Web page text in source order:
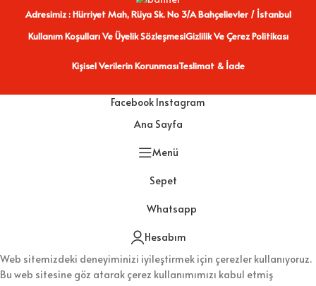
Adresimiz : Hürriyet Mah, Rüya Sk. No 3/A Bahçelievler / İstanbul
Kullanım Koşulları Ve Üyelik SözleşmesiGizlilik Ve Çerez Politikası
Kişisel Verilerin KorunmasıTeslimat & İade
Facebook Instagram
Ana Sayfa
Menü
Sepet
Whatsapp
Hesabım
Web sitemizdeki deneyiminizi iyileştirmek için çerezler kullanıyoruz.
Bu web sitesine göz atarak çerez kullanımımızı kabul etmiş